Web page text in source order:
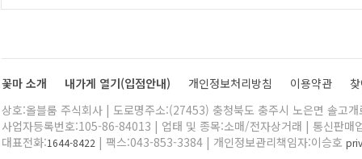
꽃마 소개 내가게 열기(입점안내) 개인정보처리방침 이용약관
상호:올블룸 주식회사 | 도로명주소:(27453) 충청북도 충주시 노은면 솔고
사업자등록번호:105-86-84013 | 업태 및 종목:소매/전자상거래 | 통신판매
대표전화:1644-8422 | 팩스:043-853-3384 | 개인정보관리책임자:이승호